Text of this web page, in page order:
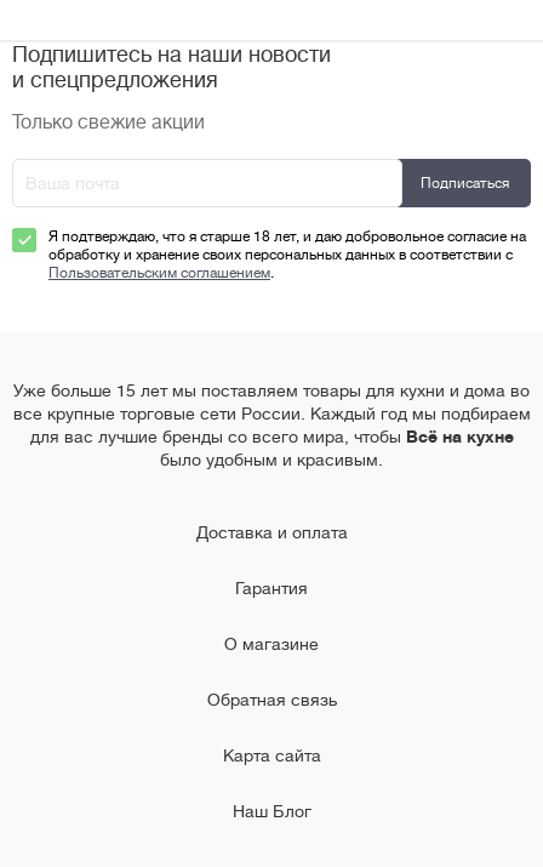
Подпишитесь на наши новости
и спецпредложения
Только свежие акции
Я подтверждаю, что я старше 18 лет, и даю добровольное согласие на
обработку и хранение своих персональных данных в соответствии с
Пользовательским соглашением.
Уже больше 15 лет мы поставляем товары для кухни и дома во
все крупные торговые сети России. Каждый год мы подбираем
для вас лучшие бренды со всего мира, чтобы Всё на кухне
было удобным и красивым.
Доставка и оплата
Гарантия
О магазине
Обратная связь
Карта сайта
Наш Блог